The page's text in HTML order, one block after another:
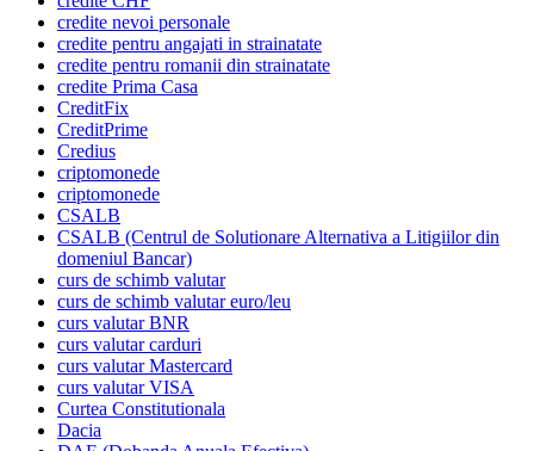
credite nevoi personale
credite pentru angajati in strainatate
credite pentru romanii din strainatate
credite Prima Casa
CreditFix
CreditPrime
Credius
criptomonede
criptomonede
CSALB
CSALB (Centrul de Solutionare Alternativa a Litigiilor din
domeniul Bancar)
curs de schimb valutar
curs de schimb valutar euro/leu
curs valutar BNR
curs valutar carduri
curs valutar Mastercard
curs valutar VISA
Curtea Constitutionala
Dacia